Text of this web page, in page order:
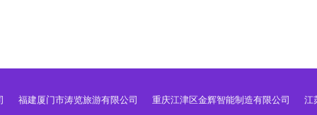
福建厦门市涛览旅游有限公司 重庆江津区金辉智能制造有限公司 江